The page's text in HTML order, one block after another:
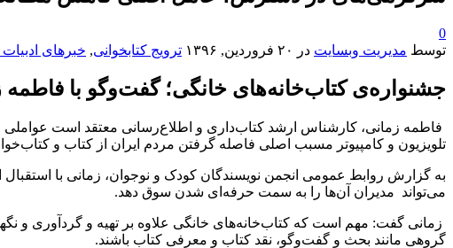
0
توسط مدیریت وبسایت در ۲۰ فروردین, ۱۳۹۶ ترویج کتابخوانی, خبرهای
جشنواره‌ی کتاب‌خانه‌ها‌ی خانگی؛ گفت‌وگو با فاطمه
فاطمه زمانی، کارشناس ارشد کتاب‌داری و اطلاع‌رسانی معتقد است عواملی
تلویزیون و کامپیوتر مسبب اصلی فاصله گرفتن مردم ایران از کتاب و
به گزارش روابط عمومی انجمن نویسندگان کودک و نوجوان، زمانی با
می‌تواند مدیران آن‌ها را به سمت حرفه‌ای شدن سوق دهد.
زمانی گفت: مهم است که کتاب‌خانه‌های خانگی علاوه بر تهیه و گردآوری و
گروهی مانند بحث و گفت‌وگو، نقد کتاب و معرفی کتاب باشند.